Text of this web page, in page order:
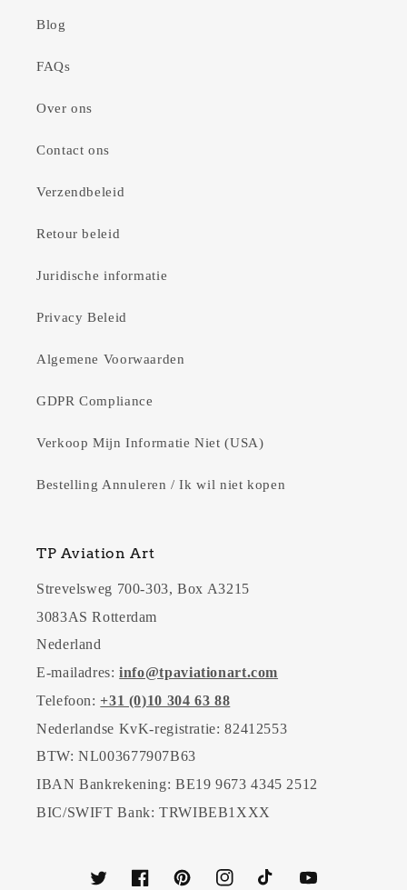
Blog
FAQs
Over ons
Contact ons
Verzendbeleid
Retour beleid
Juridische informatie
Privacy Beleid
Algemene Voorwaarden
GDPR Compliance
Verkoop Mijn Informatie Niet (USA)
Bestelling Annuleren / Ik wil niet kopen
TP Aviation Art
Strevelsweg 700-303, Box A3215
3083AS Rotterdam
Nederland
E-mailadres: info@tpaviationart.com
Telefoon:+31 (0)10 304 63 88
Nederlandse KvK-registratie: 82412553
BTW: NL003677907B63
IBAN Bankrekening: BE19 9673 4345 2512
BIC/SWIFT Bank: TRWIBEB1XXX